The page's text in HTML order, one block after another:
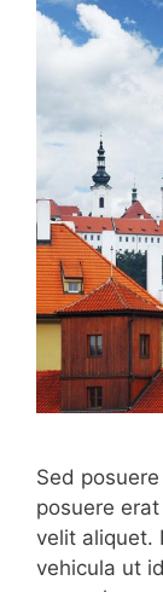
Sed
posuere
velit aliquet.
vehicula ut